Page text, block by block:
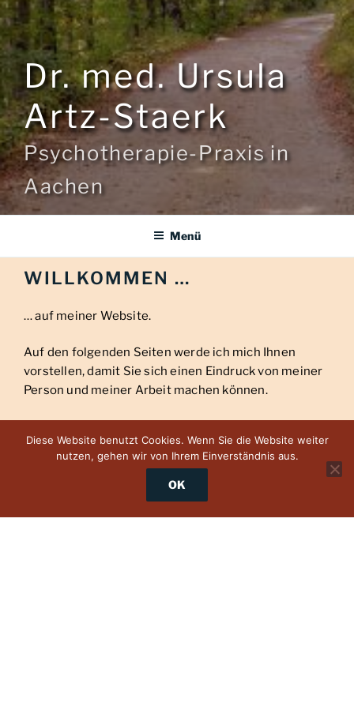
Dr. med. Ursula
Artz-Staerk
Psychotherapie-Praxis in
Aachen
Menü
WILLKOMMEN …
… auf meiner Website.
Auf den folgenden Seiten werde ich mich Ihnen
vorstellen, damit Sie sich einen Eindruck von meiner
Person und meiner Arbeit machen können.
Diese Website benutzt Cookies. Wenn Sie die Website weiter
nutzen, gehen wir von Ihrem Einverständnis aus.
OK